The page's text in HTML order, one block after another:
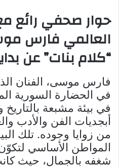
حوار صحفي رائع
العالمي فارس
“كلام بنات” عن
فارس موسى، الفنان
في الحضارة السورية
في بيئة مشبعة
أبجديات الفن والأدب
من زوايا وجوده. تلك
المواطن الأساسي
شغفه بالجمال، حيث